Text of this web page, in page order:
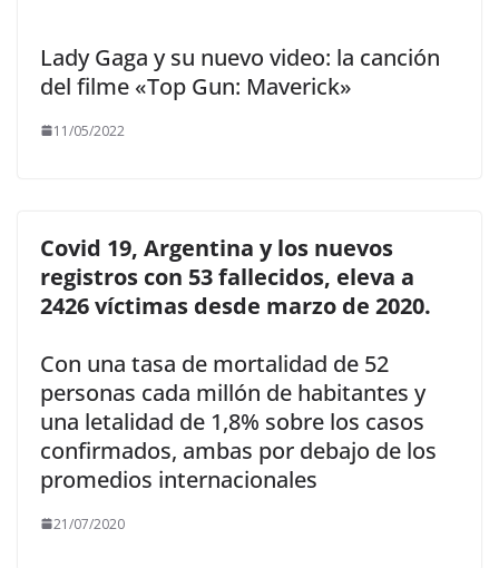
Lady Gaga y su nuevo video: la canción
del filme «Top Gun: Maverick»
11/05/2022
Covid 19, Argentina y los nuevos
registros con 53 fallecidos, eleva a
2426 víctimas desde marzo de 2020.
Con una tasa de mortalidad de 52
personas cada millón de habitantes y
una letalidad de 1,8% sobre los casos
confirmados, ambas por debajo de los
promedios internacionales
21/07/2020